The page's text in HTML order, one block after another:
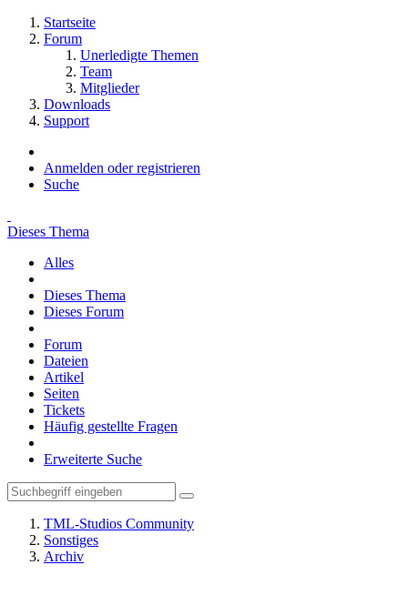
Startseite
Forum
Unerledigte Themen
Team
Mitglieder
Downloads
Support
Anmelden oder registrieren
Suche
Dieses Thema
Alles
Dieses Thema
Dieses Forum
Forum
Dateien
Artikel
Seiten
Tickets
Häufig gestellte Fragen
Erweiterte Suche
TML-Studios Community
Sonstiges
Archiv